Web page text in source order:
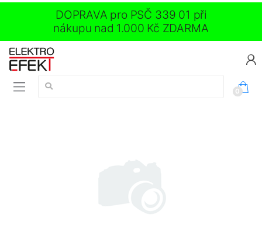
DOPRAVA pro PSČ 339 01 při
nákupu nad 1.000 Kč ZDARMA
Vyhledávání:
0